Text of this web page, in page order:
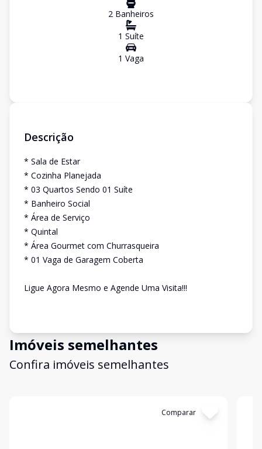
2 Banheiros
1 Suíte
1 Vaga
Descrição
* Sala de Estar
* Cozinha Planejada
* 03 Quartos Sendo 01 Suíte
* Banheiro Social
* Área de Serviço
* Quintal
* Área Gourmet com Churrasqueira
* 01 Vaga de Garagem Coberta
Ligue Agora Mesmo e Agende Uma Visita!!!
Imóveis semelhantes
Confira imóveis semelhantes
Comparar